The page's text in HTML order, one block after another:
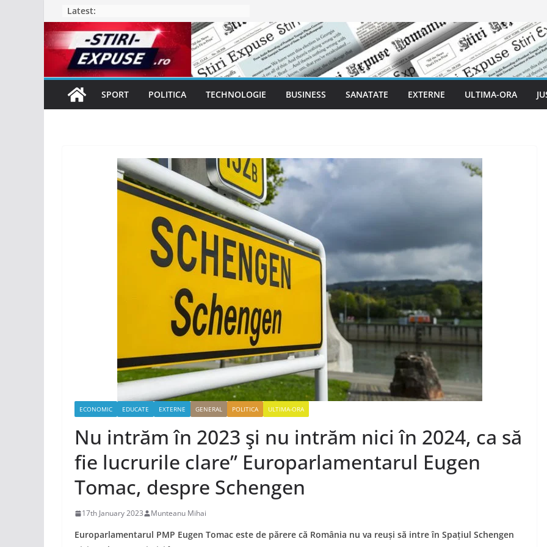
to
content
Latest:
SPORT POLITICA TECHNOLOGIE BUSINESS SANATATE EXTERNE ULTIMA-ORA
ECONOMIC EDUCATE EXTERNE GENERAL POLITICA ULTIMA-ORA
Nu intrăm în 2023 şi nu intrăm nici în 2024, ca să
fie lucrurile clare” Europarlamentarul Eugen
Tomac, despre Schengen
17th January 2023 Munteanu Mihai
Europarlamentarul PMP Eugen Tomac este de părere că România nu va reuși să intre în Spațiul Schengen